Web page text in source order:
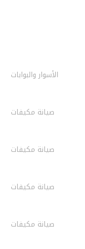
الأسوار والبوابات
صيانة مكيفات
صيانة مكيفات
صيانة مكيفات
صيانة مكيفات